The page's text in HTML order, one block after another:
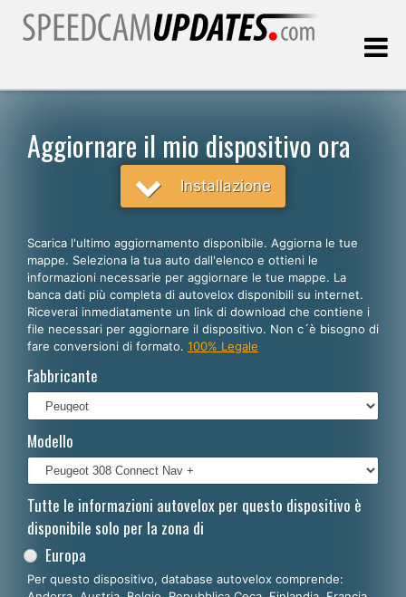
Italiano
English
Español
Deutsch
Polski
Dansk
Aggiornare il mio dispositivo ora
Installazione
Scarica l'ultimo aggiornamento disponibile. Aggiorna le tue
mappe. Seleziona la tua auto dall'elenco e ottieni le
informazioni necessarie per aggiornare le tue mappe. La
banca dati più completa di autovelox disponibili su internet.
Riceverai inmediatamente un link di download che contiene i
file necessari per aggiornare il dispositivo. Non c´è bisogno di
fare conversioni di formato. 100% Legale
Fabbricante
Modello
Tutte le informazioni autovelox per questo dispositivo è
disponibile solo per la zona di
Europa
Per questo dispositivo, database autovelox comprende: